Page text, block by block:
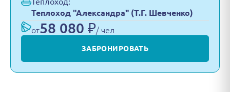
Теплоход "Александра" (Т.Г. Шевченко)
от58 080 ₽/ чел
ЗАБРОНИРОВАТЬ